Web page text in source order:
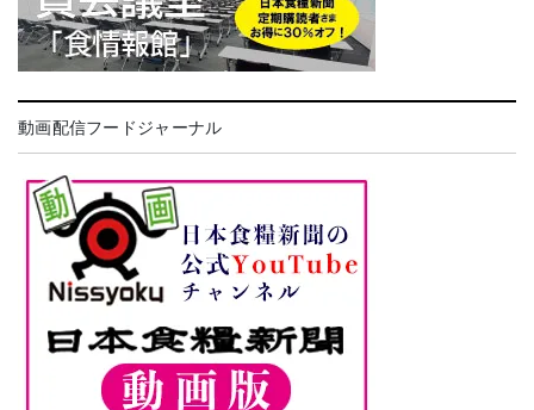
動画配信フードジャーナル